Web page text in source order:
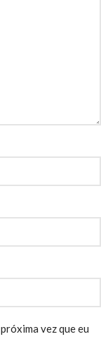
vez que eu